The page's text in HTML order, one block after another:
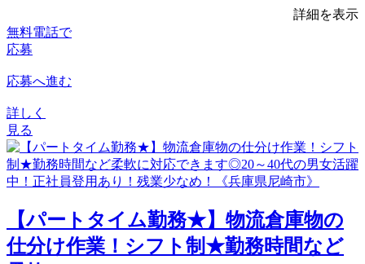
詳細を表示
無料電話で
応募
応募へ進む
詳しく
見る
【パートタイム勤務★】物流倉庫物の
仕分け作業！シフト制★勤務時間など